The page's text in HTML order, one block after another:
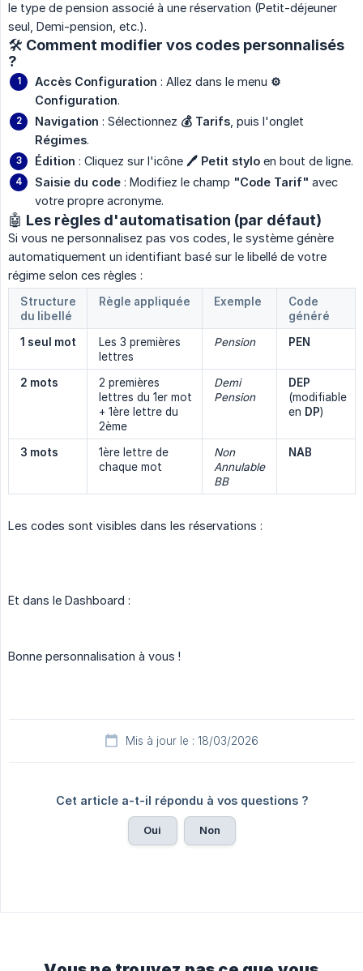
le type de pension associé à une réservation (Petit-déjeuner
seul, Demi-pension, etc.).
🛠️ Comment modifier vos codes personnalisés
?
Accès Configuration : Allez dans le menu ⚙️
Configuration.
Navigation : Sélectionnez 💰 Tarifs , puis l'onglet
Régimes.
Édition : Cliquez sur l'icône 🖊️ Petit stylo en bout de ligne.
Saisie du code : Modifiez le champ "Code Tarif" avec
votre propre acronyme.
🤖 Les règles d'automatisation (par défaut)
Si vous ne personnalisez pas vos codes, le système génère
automatiquement un identifiant basé sur le libellé de votre
régime selon ces règles :
Structure
du libellé
Règle appliquée Exemple
Code
généré
1 seul mot
Les 3 premières
lettres
Pension PEN
2 mots
2 premières
lettres du 1er mot
+ 1ère lettre du
2ème
Demi
Pension
DEP
(modifiable
en DP)
3 mots
1ère lettre de
chaque mot
Non
Annulable
BB
NAB
Les codes sont visibles dans les réservations :
Et dans le Dashboard :
Bonne personnalisation à vous !
Mis à jour le : 18/03/2026
Cet article a-t-il répondu à vos questions ?
Oui Non